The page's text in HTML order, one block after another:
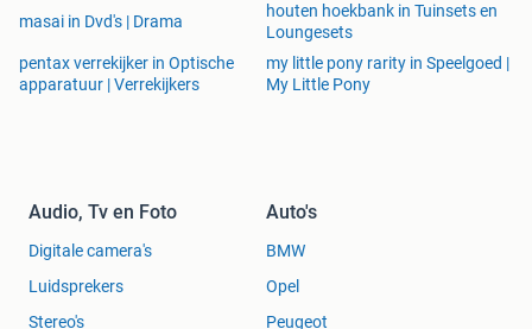
masai in Dvd's | Drama
houten hoekbank in Tuinsets en
Loungesets
pentax verrekijker in Optische
apparatuur | Verrekijkers
my little pony rarity in Speelgoed |
My Little Pony
Audio, Tv en Foto
Digitale camera's
Luidsprekers
Stereo's
Auto's
BMW
Opel
Peugeot